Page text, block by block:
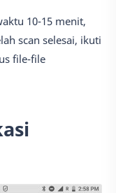
10-15 menit,
scan selesai, ikuti
file-file